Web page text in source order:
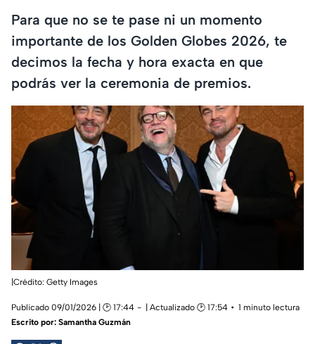
Para que no se te pase ni un momento
importante de los Golden Globes 2026, te
decimos la fecha y hora exacta en que
podrás ver la ceremonia de premios.
|Crédito: Getty Images
Publicado 09/01/2026 | 🕑 17:44 | Actualizado 🕑 17:54
1 minuto lectura
Escrito por: Samantha Guzmán